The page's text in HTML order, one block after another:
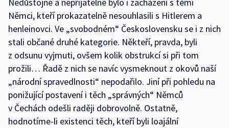
Nedůstojné a nepřijatelné bylo i zacházení s těmi
Němci, kteří prokazatelně nesouhlasili s Hitlerem a
henleinovci. Ve „svobodném“ Československu se i z nich
stali občané druhé kategorie. Někteří, pravda, byli
z odsunu vyjmuti, ovšem kolik obstrukcí si při tom
prožili… Řadě z nich se navíc vysmeknout z okovů naší
„národní spravedlnosti“ nepodařilo. Jiní při pohledu na
ponižující postavení i těch „správných“ Němců
v Čechách odešli raději dobrovolně. Ostatně,
hodnotíme-li existenci těch, kteří byli loajální